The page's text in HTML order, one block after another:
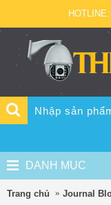
DANH MỤC
Trang chủ Journal